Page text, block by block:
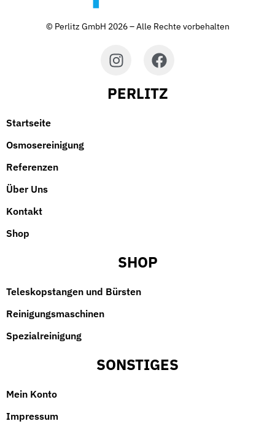
© Perlitz GmbH 2026 – Alle Rechte vorbehalten
PERLITZ
Startseite
Osmosereinigung
Referenzen
Über Uns
Kontakt
Shop
SHOP
Teleskopstangen und Bürsten
Reinigungsmaschinen
Spezialreinigung
SONSTIGES
Mein Konto
Impressum